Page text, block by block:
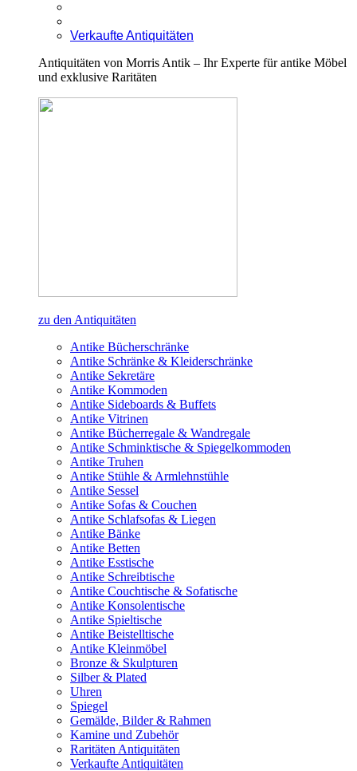
Verkaufte Antiquitäten
Antiquitäten von Morris Antik – Ihr Experte für antike Möbel
und exklusive Raritäten
zu den Antiquitäten
Antike Bücherschränke
Antike Schränke & Kleiderschränke
Antike Sekretäre
Antike Kommoden
Antike Sideboards & Buffets
Antike Vitrinen
Antike Bücherregale & Wandregale
Antike Schminktische & Spiegelkommoden
Antike Truhen
Antike Stühle & Armlehnstühle
Antike Sessel
Antike Sofas & Couchen
Antike Schlafsofas & Liegen
Antike Bänke
Antike Betten
Antike Esstische
Antike Schreibtische
Antike Couchtische & Sofatische
Antike Konsolentische
Antike Spieltische
Antike Beistelltische
Antike Kleinmöbel
Bronze & Skulpturen
Silber & Plated
Uhren
Spiegel
Gemälde, Bilder & Rahmen
Kamine und Zubehör
Raritäten Antiquitäten
Verkaufte Antiquitäten